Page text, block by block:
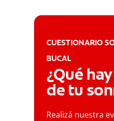
CUESTIONARIO
BUCAL
¿Qué
de tu
Realizá nuestra